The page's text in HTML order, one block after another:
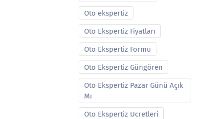
Oto ekspertiz
Oto Ekspertiz Fiyatları
Oto Ekspertiz Formu
Oto Ekspertiz Güngören
Oto Ekspertiz Pazar Günü Açık
Mı
Oto Ekspertiz Ucretleri